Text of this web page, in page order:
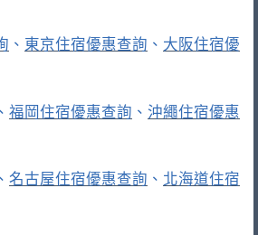
、 東京住宿優惠查詢 、 大阪住宿優
、 福岡住宿優惠查詢 、 沖繩住宿優惠
、 名古屋住宿優惠查詢 、 北海道住宿